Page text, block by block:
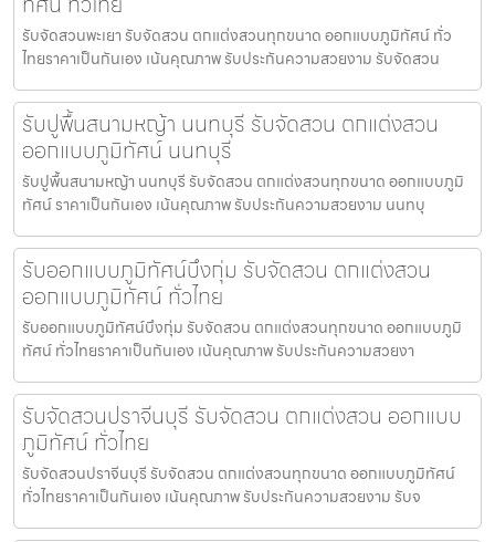
รับจัดสวนพะเยา รับจัดสวน ตกแต่งสวนทุกขนาด ออกแบบภูมิทัศน์ ทั่ว
ไทยราคาเป็นกันเอง เน้นคุณภาพ รับประกันความสวยงาม รับจัดสวน
รับปูพื้นสนามหญ้า นนทบุรี รับจัดสวน ตกแต่งสวน
ออกแบบภูมิทัศน์ นนทบุรี
รับปูพื้นสนามหญ้า นนทบุรี รับจัดสวน ตกแต่งสวนทุกขนาด ออกแบบภูมิ
ทัศน์ ราคาเป็นกันเอง เน้นคุณภาพ รับประกันความสวยงาม นนทบุ
รับออกแบบภูมิทัศน์บึงกุ่ม รับจัดสวน ตกแต่งสวน
ออกแบบภูมิทัศน์ ทั่วไทย
รับออกแบบภูมิทัศน์บึงกุ่ม รับจัดสวน ตกแต่งสวนทุกขนาด ออกแบบภูมิ
ทัศน์ ทั่วไทยราคาเป็นกันเอง เน้นคุณภาพ รับประกันความสวยงา
รับจัดสวนปราจีนบุรี รับจัดสวน ตกแต่งสวน ออกแบบ
ภูมิทัศน์ ทั่วไทย
รับจัดสวนปราจีนบุรี รับจัดสวน ตกแต่งสวนทุกขนาด ออกแบบภูมิทัศน์
ทั่วไทยราคาเป็นกันเอง เน้นคุณภาพ รับประกันความสวยงาม รับจ